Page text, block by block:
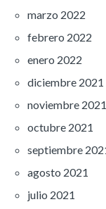
marzo 2022
febrero 2022
enero 2022
diciembre 2021
noviembre 2021
octubre 2021
septiembre
agosto 2021
julio 2021